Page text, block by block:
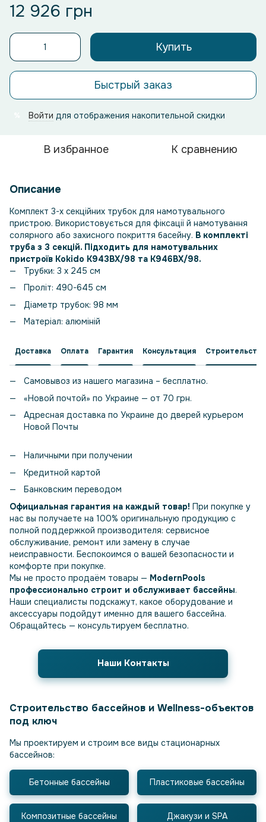
12 926 грн
Купить
Быстрый заказ
Войти для отображения накопительной скидки
В избранное К сравнению
Описание
Комплект 3-х секційних трубок для намотувального
пристрою. Використовується для фіксації й намотування
солярного або захисного покриття басейну. В комплекті
труба з 3 секцій. Підходить для намотувальних
пристроїв Kokido K943BX/98 та K946BX/98.
Трубки: 3 х 245 см
Проліт: 490-645 см
Діаметр трубок: 98 мм
Матеріал: алюміній
Доставка Оплата Гарантия Консультация Строительство
Самовывоз из нашего магазина – бесплатно.
«Новой почтой» по Украине — от 70 грн.
Адресная доставка по Украине до дверей курьером
Новой Почты
Наличными при получении
Кредитной картой
Банковским переводом
Официальная гарантия на каждый товар! При покупке у
нас вы получаете на 100% оригинальную продукцию с
полной поддержкой производителя: сервисное
обслуживание, ремонт или замену в случае
неисправности. Беспокоимся о вашей безопасности и
комфорте при покупке.
Мы не просто продаём товары — ModernPools
профессионально строит и обслуживает бассейны.
Наши специалисты подскажут, какое оборудование и
аксессуары подойдут именно для вашего бассейна.
Обращайтесь — консультируем бесплатно.
Наши Контакты
Строительство бассейнов и Wellness-объектов
под ключ
Мы проектируем и строим все виды стационарных
бассейнов:
Бетонные бассейны Пластиковые бассейны
Композитные бассейны Джакузи и SPA